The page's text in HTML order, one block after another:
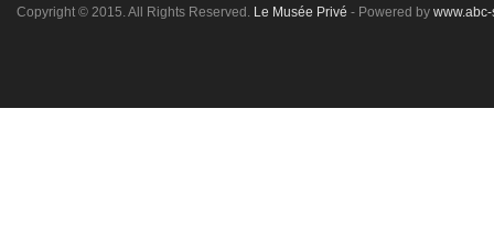
Copyright © 2015. All Rights Reserved. Le Musée Privé - Powered by